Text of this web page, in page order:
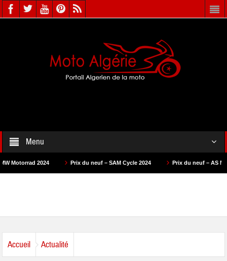
Menu
Prix du neuf – SAM Cycle 2024 Prix du neuf – AS Motors 2024
Accueil Actualité